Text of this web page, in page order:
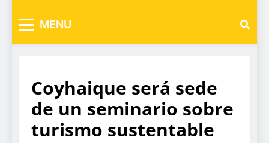
MENU
Coyhaique será sede
de un seminario sobre
turismo sustentable